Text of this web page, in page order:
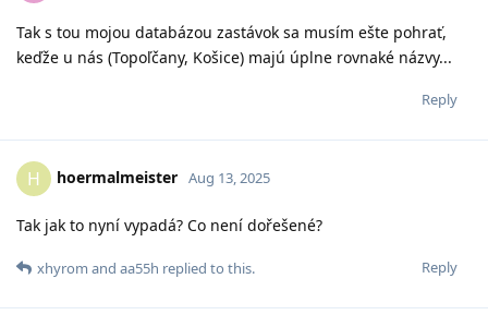
Tak s tou mojou databázou zastávok sa musím ešte pohrať,
keďže u nás (Topoľčany, Košice) majú úplne rovnaké názvy...
Reply
H hoermalmeister Aug 13, 2025
Tak jak to nyní vypadá? Co není dořešené?
Reply
xhyrom and aa55h replied to this.